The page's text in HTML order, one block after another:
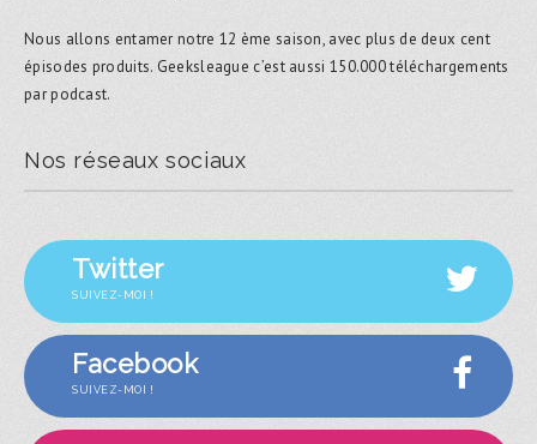
Nous allons entamer notre 12 ème saison, avec plus de deux cent
épisodes produits. Geeksleague c’est aussi 150.000 téléchargements
par podcast.
Nos réseaux sociaux
Twitter
SUIVEZ-MOI !
Facebook
SUIVEZ-MOI !